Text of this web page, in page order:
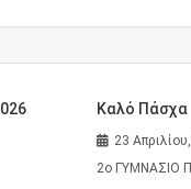
Καλό Πάσχα
23
2ο ΓΥΜΝΑΣΙΟ